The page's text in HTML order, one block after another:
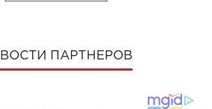
ПАРТНЕРОВ